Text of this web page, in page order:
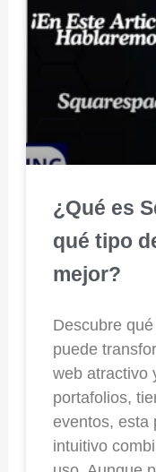
¿Qué es
qué tipo
mejor?
Descubre
puede
web atractivo
portafolios,
eventos, esta
intuitivo